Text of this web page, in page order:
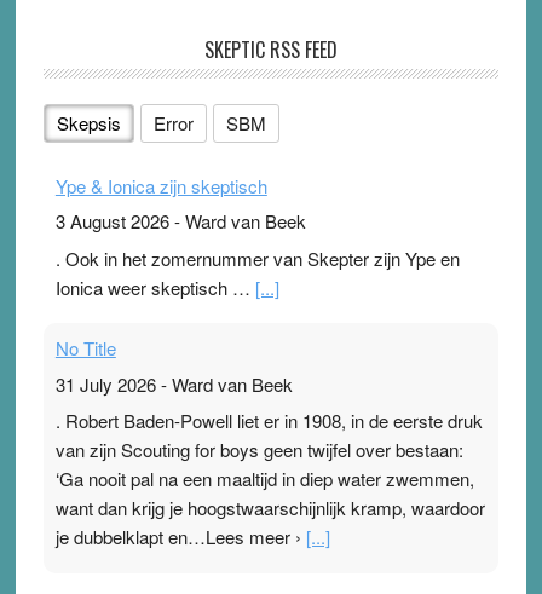
SKEPTIC RSS FEED
Skepsis Error SBM
Ype & Ionica zijn skeptisch
3 August 2026-Ward van Beek
. Ook in het zomernummer van Skepter zijn Ype en
Ionica weer skeptisch … [...]
No Title
31 July 2026-Ward van Beek
. Robert Baden-Powell liet er in 1908, in de eerste druk
van zijn Scouting for boys geen twijfel over bestaan:
‘Ga nooit pal na een maaltijd in diep water zwemmen,
want dan krijg je hoogstwaarschijnlijk kramp, waardoor
je dubbelklapt en…Lees meer › [...]